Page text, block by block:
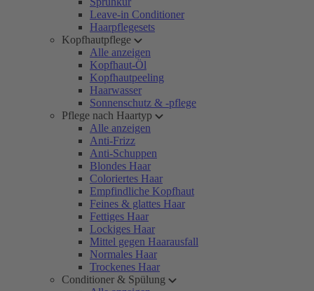
Leave-in Conditioner
Haarpflegesets
Kopfhautpflege
Alle anzeigen
Kopfhaut-Öl
Kopfhautpeeling
Haarwasser
Sonnenschutz & -pflege
Pflege nach Haartyp
Alle anzeigen
Anti-Frizz
Anti-Schuppen
Blondes Haar
Coloriertes Haar
Empfindliche Kopfhaut
Feines & glattes Haar
Fettiges Haar
Lockiges Haar
Mittel gegen Haarausfall
Normales Haar
Trockenes Haar
Conditioner & Spülung